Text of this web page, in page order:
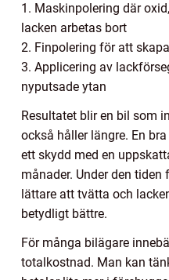
1. Maskinpolering där
lacken arbetas bort
2. Finpolering för att
3. Applicering av
nyputsade ytan
Resultatet blir en bil som
också håller längre. En
ett skydd med en
månader. Under den
lättare att tvätta och
betydligt bättre.
För många bilägare
totalkostnad. Man kan